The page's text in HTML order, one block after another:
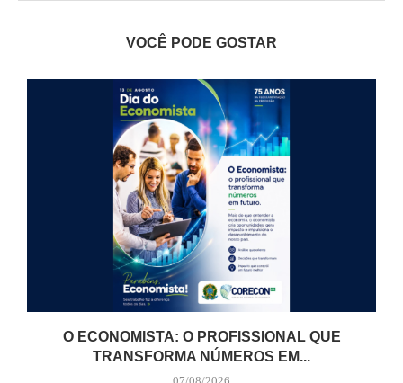
VOCÊ PODE GOSTAR
O ECONOMISTA: O PROFISSIONAL QUE
TRANSFORMA NÚMEROS EM...